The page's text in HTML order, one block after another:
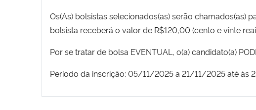
Os(As) bolsistas selecionados(as) serão chamados(as)
bolsista receberá o valor de R$120,00 (cento e vinte
Por se tratar de bolsa EVENTUAL, o(a) candidato(a)
Período da inscrição: 05/11/2025 a 21/11/2025 até às